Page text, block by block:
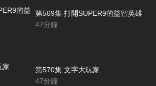
第569集 打開SUPER9的益智英雄
47分鐘
第570集 文字大玩家
47分鐘